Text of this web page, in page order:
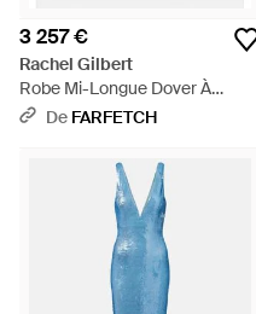
3 257 €
Rachel Gilbert
Robe Mi-Longue Dover À
Manches Courtes - Neutre
De FARFETCH